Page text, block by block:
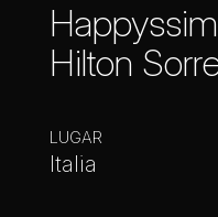
Hilton
LUGAR
Italia